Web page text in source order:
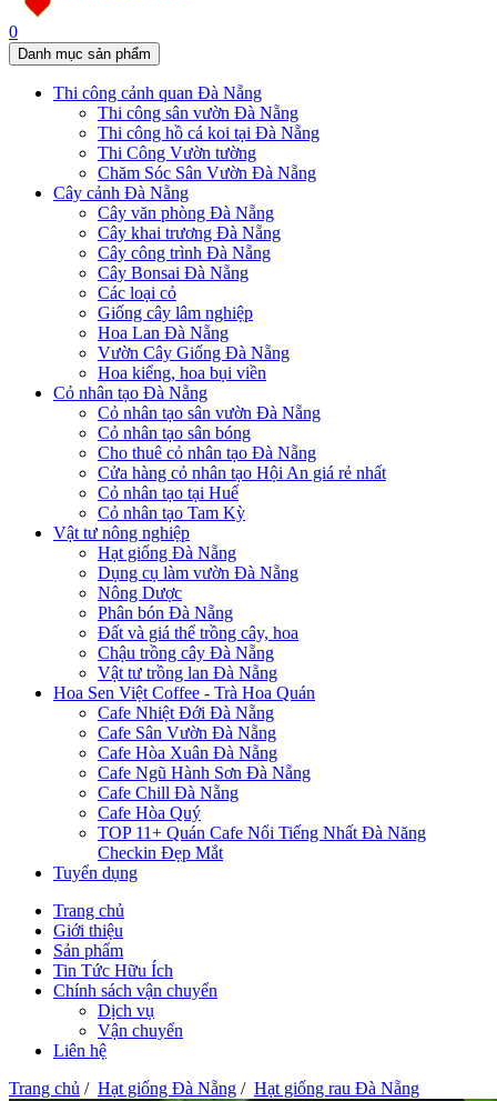
0
Danh mục sản phẩm
Thi công cảnh quan Đà Nẵng
Thi công sân vườn Đà Nẵng
Thi công hồ cá koi tại Đà Nẵng
Thi Công Vườn tường
Chăm Sóc Sân Vườn Đà Nẵng
Cây cảnh Đà Nẵng
Cây văn phòng Đà Nẵng
Cây khai trương Đà Nẵng
Cây công trình Đà Nẵng
Cây Bonsai Đà Nẵng
Các loại cỏ
Giống cây lâm nghiệp
Hoa Lan Đà Nẵng
Vườn Cây Giống Đà Nẵng
Hoa kiểng, hoa bụi viền
Cỏ nhân tạo Đà Nẵng
Cỏ nhân tạo sân vườn Đà Nẵng
Cỏ nhân tạo sân bóng
Cho thuê cỏ nhân tạo Đà Nẵng
Cửa hàng cỏ nhân tạo Hội An giá rẻ nhất
Cỏ nhân tạo tại Huế
Cỏ nhân tạo Tam Kỳ
Vật tư nông nghiệp
Hạt giống Đà Nẵng
Dụng cụ làm vườn Đà Nẵng
Nông Dược
Phân bón Đà Nẵng
Đất và giá thể trồng cây, hoa
Chậu trồng cây Đà Nẵng
Vật tư trồng lan Đà Nẵng
Hoa Sen Việt Coffee - Trà Hoa Quán
Cafe Nhiệt Đới Đà Nẵng
Cafe Sân Vườn Đà Nẵng
Cafe Hòa Xuân Đà Nẵng
Cafe Ngũ Hành Sơn Đà Nẵng
Cafe Chill Đà Nẵng
Cafe Hòa Quý
TOP 11+ Quán Cafe Nổi Tiếng Nhất Đà Năng
Checkin Đẹp Mắt
Tuyển dụng
Trang chủ
Giới thiệu
Sản phẩm
Tin Tức Hữu Ích
Chính sách vận chuyển
Dịch vụ
Vận chuyển
Liên hệ
Trang chủ / Hạt giống Đà Nẵng / Hạt giống rau Đà Nẵng